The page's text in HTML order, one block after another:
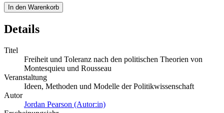
In den Warenkorb
Details
Titel
Freiheit und Toleranz nach den politischen Theorien von
Montesquieu und Rousseau
Veranstaltung
Ideen, Methoden und Modelle der Politikwissenschaft
Autor
Jordan Pearson (Autor:in)